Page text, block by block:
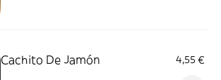
Cachito De Jamón 4,55 €